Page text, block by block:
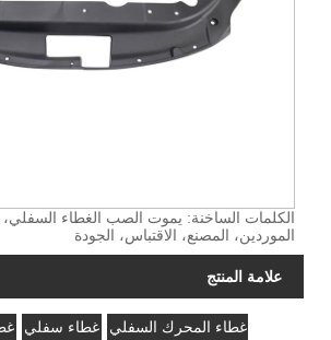
الكلمات الساخنة: يموت الصب الغطاء السفلي،
الموردين، المصنع، الاقتباس، الجودة
علامة المنتج
غطاء سفلي غطاء المحرك السفلي